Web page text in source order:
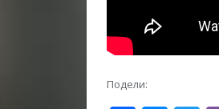
Подели: